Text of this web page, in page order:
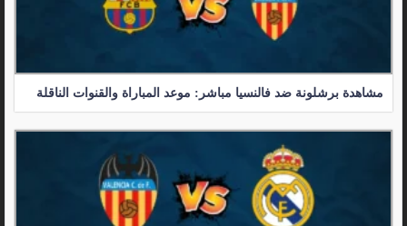
مشاهدة برشلونة ضد فالنسيا مباشر: موعد المباراة والقنوات الناقلة